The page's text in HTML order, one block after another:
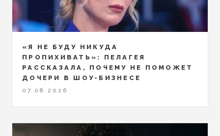
«Я НЕ БУДУ НИКУДА
ПРОПИХИВАТЬ»: ПЕЛАГЕЯ
РАССКАЗАЛА, ПОЧЕМУ НЕ ПОМОЖЕТ
ДОЧЕРИ В ШОУ-БИЗНЕСЕ
07.08.2026